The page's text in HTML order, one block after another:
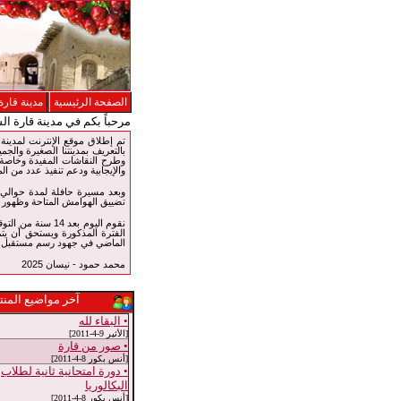
الصفحة الرئيسية مدينة
مرحباً بكم في مدينة قارة
بالتعريف بمدينتنا الصغيرة
وطرح النقاشات المفيدة وخاصة
والإيجابية ودعم تنفيذ عدد من
تضييق الهوامش المتاحة وظهور
نقوم اليوم
الفترة المذكورة ويستحق أن
الماضي في جهود رسم مستقبل
محمد حمود - نيسان 2025
آخر مواضيع
• البقاء لله
[الأثير 9-4-2011]
• صور من قارة
[أنس بكور 8-4-2011]
• دورة امتحانية ثانية لطلاب
البكالوريا
[أنس بكور 8-4-2011]